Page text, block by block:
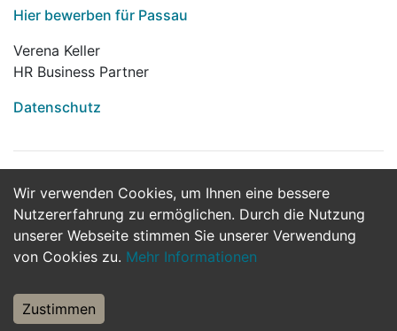
Wir verwenden Cookies, um Ihnen eine bessere
Nutzererfahrung zu ermöglichen. Durch die Nutzung
unserer Webseite stimmen Sie unserer Verwendung
von Cookies zu. Mehr Informationen
Zustimmen
Hier bewerben für Passau
Verena Keller
HR Business Partner
Datenschutz
Jetzt Bewerben